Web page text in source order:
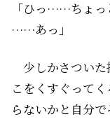
「ひっ……ちょっ
……あっ」
少しかさついた
こをくすぐって
らないかと自分